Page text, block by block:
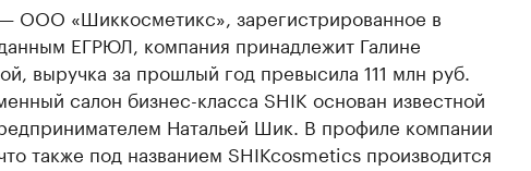
ООО «Шиккосметикс», зарегистрированное в
ЕГРЮЛ, компания принадлежит Галине
выручка за прошлый год превысила 111 млн руб.
салон бизнес-класса SHIK основан известной
Натальей Шик. В профиле компании
также под названием SHIKcosmetics производится